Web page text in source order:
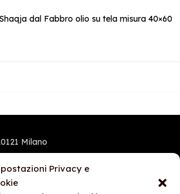
Privacy e
dal Fabbro olio su tela misura 40×60
Milano